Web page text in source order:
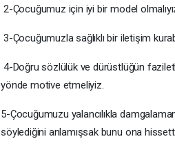
2-Çocuğumuz için iyi bir model
3-Çocuğumuzla sağlıklı bir iletişim
4-Doğru sözlülük ve dürüstlüğün
yönde motive etmeliyiz.
5-Çocuğumuzu yalancılıkla
söylediğini anlamışsak bunu ona